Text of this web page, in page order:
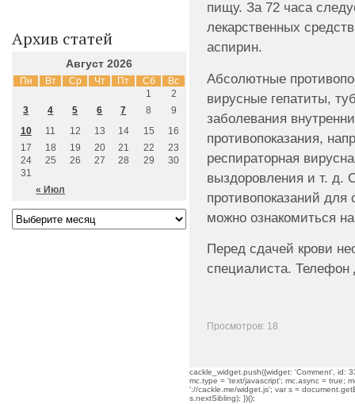
пищу. За 72 часа
лекарственных
аспирин.
Абсолютные
вирусные гепатиты,
заболевания
противопоказания,
респираторная
выздоровления и т. д.
противопоказаний для
можно ознакомиться
Перед сдачей крови
специалиста. Телефон
Просмотров: 18
cackle_widget.push({widget: 'Comment', id:
mc.type = 'text/javascript'; mc.async = true;
'://cackle.me/widget.js'; var s =
s.nextSibling); })();
Архив статей
Август 2026
Пн Вт Ср Чт Пт Сб Вс
« Июл
1
2
3
4 5 6 7 8
9
10
11 12 13 14 15
16
17
18 19 20 21 22
23
24
25 26 27 28 29
30
31